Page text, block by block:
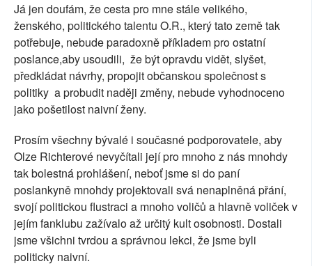
Já jen doufám, že cesta pro mne stále velikého,
ženského, politického talentu O.R., který tato země tak
potřebuje, nebude paradoxně příkladem pro ostatní
poslance,aby usoudili, že být opravdu vidět, slyšet,
předkládat návrhy, propojit občanskou společnost s
politiky a probudit naději změny, nebude vyhodnoceno
jako pošetilost naivní ženy.
Prosím všechny bývalé i současné podporovatele, aby
Olze Richterové nevyčítali její pro mnoho z nás mnohdy
tak bolestná prohlášení, neboť jsme si do paní
poslankyně mnohdy projektovali svá nenaplněná přání,
svojí politickou flustraci a mnoho voličů a hlavně voliček v
jejím fanklubu zažívalo až určitý kult osobnosti. Dostali
jsme všichni tvrdou a správnou lekci, že jsme byli
politicky naivní.